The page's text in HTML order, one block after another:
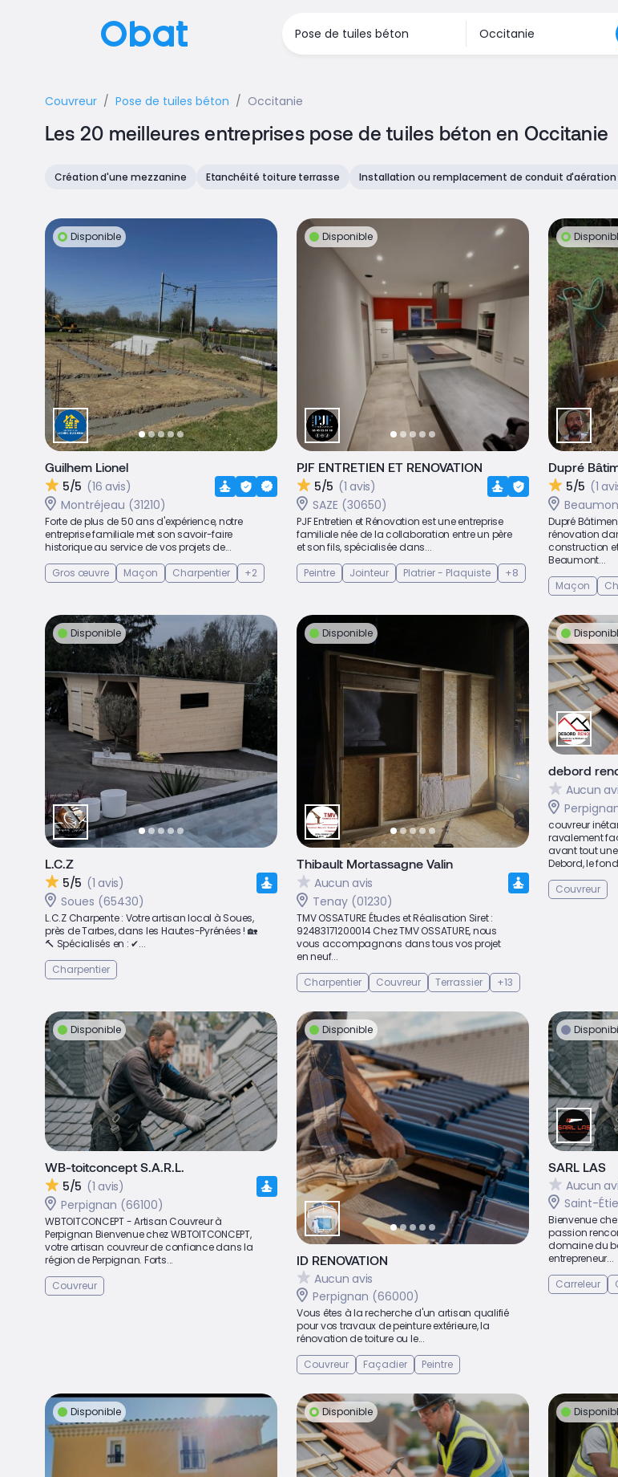
Couvreur Pose de tuiles béton Occitanie
Les 20 meilleures entreprises pose de tuiles béton en Occitanie
Création d'une mezzanine Etanchéité toiture terrasse Installation ou remplacement de conduit
Disponible
Guilhem Lionel
5/5 (16 avis)
Montréjeau (31210)
Forte de plus de 50 ans d'expérience, notre
entreprise familiale met son savoir-faire
historique au service de vos projets de...
Gros œuvre
Maçon Charpentier +2
Disponible
PJF ENTRETIEN ET RENOVATION
5/5 (1 avis)
SAZE (30650)
PJF Entretien et Rénovation est une entreprise
familiale née de la collaboration entre un père
et son fils, spécialisée dans...
Peintre
Jointeur Platrier - Plaquiste +8
Dupré
5/5 (1
Dupré
rénovation
construction
Beaumont...
Maçon
Disponible
L.C.Z
5/5 (1 avis)
Soues (65430)
L.C.Z Charpente : Votre artisan local à Soues,
près de Tarbes, dans les Hautes-Pyrénées ! 🏡
🔨 Spécialisés en : ✔...
Charpentier
Disponible
Thibault Mortassagne Valin
Aucun avis
Tenay (01230)
TMV OSSATURE Études et Réalisation Siret :
92483171200014 Chez TMV OSSATURE, nous
vous accompagnons dans tous vos projet
en neuf...
Charpentier
Couvreur Terrassier +13
debord
Aucun
couvreur
ravalement
avant tout
Debord, le
Couvreur
Disponible
WB-toitconcept S.A.R.L.
5/5 (1 avis)
Perpignan (66100)
WBTOITCONCEPT - Artisan Couvreur à
Perpignan Bienvenue chez WBTOITCONCEPT,
votre artisan couvreur de confiance dans la
région de Perpignan. Forts...
Couvreur
Disponible
ID RENOVATION
Aucun avis
Perpignan (66000)
Vous êtes à la recherche d'un artisan qualifié
pour vos travaux de peinture extérieure, la
rénovation de toiture ou le...
Couvreur
Façadier Peintre
SARL LAS
Aucun
Saint-
Bienvenue
passion
domaine du
entrepreneur...
Carreleur
Disponible Disponible